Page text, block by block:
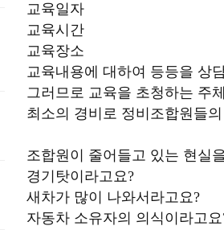
교육일자
교육시간
교육장소
교육내용에 대하여 등등을 상
그러므로 교육을 초청하는 주
최소의 경비로 정비조합원들
조합원이 줄어들고 있는 현실
경기탓이라고요?
새차가 많이 나와서라고요?
자동차 소유자의 의식이라고요